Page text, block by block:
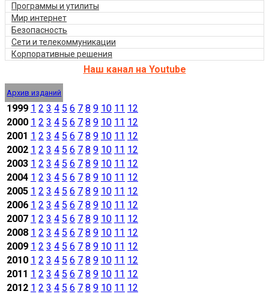
Программы и утилиты
Мир интернет
Безопасность
Сети и телекоммуникации
Корпоративные решения
Наш канал на Youtube
Архив изданий
1999 1 2 3 4 5 6 7 8 9 10 11 12
2000 1 2 3 4 5 6 7 8 9 10 11 12
2001 1 2 3 4 5 6 7 8 9 10 11 12
2002 1 2 3 4 5 6 7 8 9 10 11 12
2003 1 2 3 4 5 6 7 8 9 10 11 12
2004 1 2 3 4 5 6 7 8 9 10 11 12
2005 1 2 3 4 5 6 7 8 9 10 11 12
2006 1 2 3 4 5 6 7 8 9 10 11 12
2007 1 2 3 4 5 6 7 8 9 10 11 12
2008 1 2 3 4 5 6 7 8 9 10 11 12
2009 1 2 3 4 5 6 7 8 9 10 11 12
2010 1 2 3 4 5 6 7 8 9 10 11 12
2011 1 2 3 4 5 6 7 8 9 10 11 12
2012 1 2 3 4 5 6 7 8 9 10 11 12